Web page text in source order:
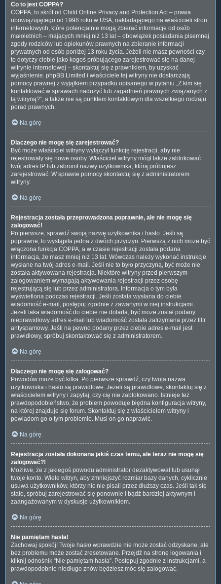
Co to jest COPPA?
COPPA, to skrót od Child Online Privacy and Protection Act – prawa
obowiązującego od 1998 roku w USA, nakładającego na właścicieli stron
internetowych, które potencjalnie mogą zbierać informacje od osób
małoletnich – mających mniej niż 13 lat – obowiązek posiadania pisemnej
zgody rodziców lub opiekunów prawnych na zbieranie informacji
prywatnych od osób poniżej 13 roku życia. Jeżeli nie masz pewności czy
to dotyczy ciebie jako kogoś próbującego zarejestrować się na danej
witrynie internetowej – skontaktuj się z prawnikiem, by uzyskać
wyjaśnienie. phpBB Limited i właściciele tej witryny nie dostarczają
pomocy prawnej z wyjątkiem przypadku opisanego w pytaniu „Z kim się
kontaktować w sprawach nadużyć lub zagadnień prawnych związanych z
tą witryną?”, a także nie są punktem kontaktowym dla wszelkiego rodzaju
porad prawnych.
Na górę
Dlaczego nie mogę się zarejestrować?
Być może właściciel witryny wyłączył funkcję rejestracji, aby nie
rejestrowały się nowe osoby. Właściciel witryny mógł także zablokować
twój adres IP lub zabronił nazwy użytkownika, którą próbujesz
zarejestrować. W sprawie pomocy skontaktuj się z administratorem
witryny.
Na górę
Rejestracja została przeprowadzona poprawnie, ale nie mogę się
zalogować!
Po pierwsze, sprawdź swoją nazwę użytkownika i hasło. Jeśli są
poprawne, to wystąpiła jedna z dwóch przyczyn. Pierwszą z nich może być
włączona funkcja COPPA, a w czasie rejestracji została podana
informacja, że masz mniej niż 13 lat. Wówczas należy wykonać instrukcje
wysłane na twój adres e-mail. Jeśli nie to było przyczyną, być może nie
została aktywowana rejestracja. Niektóre witryny przed pierwszym
zalogowaniem wymagają aktywowania rejestracji przez osobę
rejestrującą się lub przez administratora. Informacja o tym była
wyświetlona podczas rejestracji. Jeśli została wysłana do ciebie
wiadomość e-mail, postępuj zgodnie z zawartymi w niej instrukcjami.
Jeżeli taka wiadomość do ciebie nie dotarła, być może został podany
nieprawidłowy adres e-mail lub wiadomość została zatrzymana przez filtr
antyspamowy. Jeśli na pewno podany przez ciebie adres e-mail jest
prawidłowy, spróbuj skontaktować się z administratorem.
Na górę
Dlaczego nie mogę się zalogować?
Powodów może być kilka. Po pierwsze sprawdź, czy twoja nazwa
użytkownika i hasło są prawidłowe. Jeżeli są prawidłowe, skontaktuj się z
właścicielem witryny i zapytaj, czy cię nie zablokowano. Istnieje też
prawdopodobieństwo, że problem powoduje błędna konfiguracja witryny,
na której znajduje się forum. Skontaktuj się z właścicielem witryny i
powiadom go o tym problemie. Musi on go naprawić.
Na górę
Rejestracja została dokonana jakiś czas temu, ale teraz nie mogę się
zalogować?!
Możliwe, że z jakiegoś powodu administrator dezaktywował lub usunął
twoje konto. Wiele witryn, aby zmniejszyć rozmiar bazy danych, cyklicznie
usuwa użytkowników, którzy nic nie pisali przez dłuższy czas. Jeśli tak się
stało, spróbuj zarejestrować się ponownie i bądź bardziej aktywnym i
zaangażowanym w dyskusje użytkownikiem.
Na górę
Nie pamiętam hasła!
Zachowaj spokój! Twoje hasło wprawdzie nie może zostać odzyskane, ale
bez problemu może zostać zresetowane. Przejdź na stronę logowania i
kliknij odnośnik “Nie pamiętam hasła”. Postępuj zgodnie z instrukcjami, a
prawdopodobnie niedługo znów będziesz móc się zalogować.